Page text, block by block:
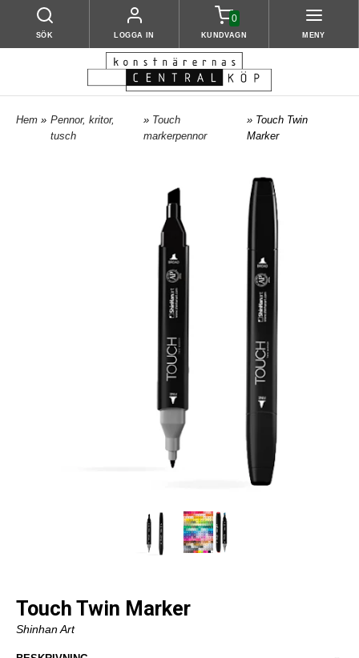
SÖK LOGGA IN
0
KUNDVAGN MENY
Hem » Pennor, kritor,
tusch
» Touch
markerpennor
» Touch Twin
Marker
Touch Twin Marker
Shinhan Art